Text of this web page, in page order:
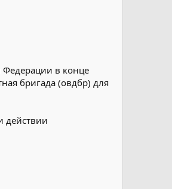
Федерации в конце
бригада (овдбр) для
действии